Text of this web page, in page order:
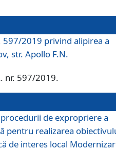
597/2019 privind alipirea a
str. Apollo F.N.
nr. 597/2019.
de expropriere a
pentru realizarea
de interes local